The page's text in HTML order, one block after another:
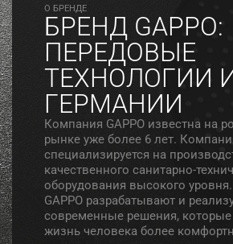
O БРЕНДЕ
БРЕНД GAPPO:
ПЕРЕДОВЫЕ
ТЕХНОЛОГИИ
ГЕРМАНИИ
Компания GAPPO известна на
рынке уже более 6 лет.
специализируется на
качественного санитарно-
оборудования высокого
GAPPO разрабатывают и
современные решения,
жизнь человека более